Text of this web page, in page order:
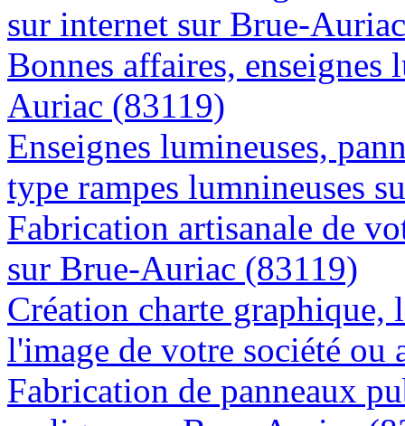
sur internet sur Brue-
Bonnes affaires, enseignes
Auriac (83119)
Enseignes lumineuses,
type rampes lumnineuses
Fabrication artisanale de
sur Brue-Auriac (83119)
Création charte graphique,
l'image de votre société
Fabrication de panneaux